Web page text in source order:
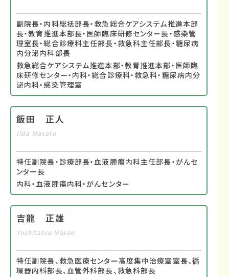
副院長・内科総括部長・救急総合ケアシステム推進本部
長・教育推進本部長・医師臨床研修センター長・感染管
理室長・総合診療科主任部長・救急科主任部長・糖尿病
内分泌内科部長
救急総合ケアシステム推進本部・教育推進本部・医師臨
床研修センター・内科・総合診療科・救急科・糖尿病内分
泌内科・感染管理室
飯田 正人
Iida Masato
特任副院長・診療部長・血液腫瘍内科主任部長・がんセ
ンター長
内科・血液腫瘍内科・がんセンター
吉龍 正雄
Yoshitatsu Masao
特任副院長、救急医療センター高度集中治療室室長、循
環器内科部長、血管外科部長、救急科部長